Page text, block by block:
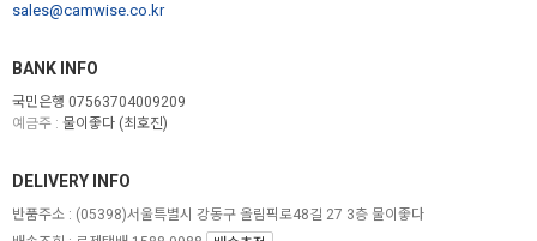
sales@camwise.co.kr
BANK INFO
국민은행 07563704009209
예금주 : 물이좋다 (최호진)
DELIVERY INFO
반품주소 : (05398)서울특별시 강동구 올림픽로48길 27 3층 물이좋다